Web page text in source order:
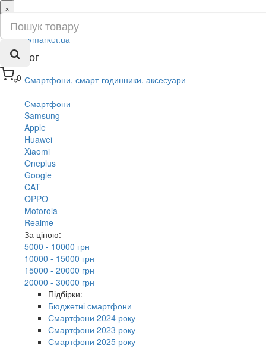
0
×
ru
ua
Каталог
Смартфони, смарт-годинники, аксесуари
Смартфони
Samsung
Apple
Huawei
Xiaomi
Oneplus
Google
CAT
OPPO
Motorola
Realme
За ціною:
5000 - 10000 грн
10000 - 15000 грн
15000 - 20000 грн
20000 - 30000 грн
Підбірки:
Бюджетні смартфони
Смартфони 2024 року
Смартфони 2023 року
Смартфони 2025 року